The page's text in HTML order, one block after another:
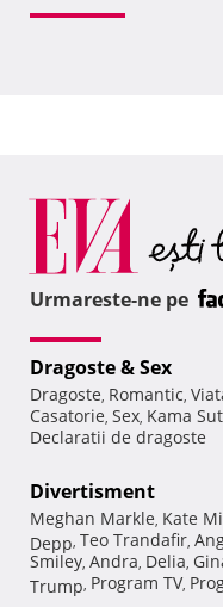
Urmareste-ne pe
Dragoste & Sex
Dragoste, Romantic,
Casatorie, Sex, Kama
Declaratii de dragoste
Divertisment
Meghan Markle, Kate
Depp, Teo Trandafir,
Smiley, Andra, Delia,
Trump, Program TV,